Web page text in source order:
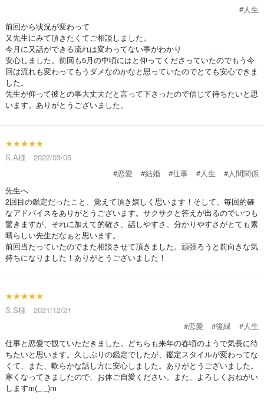
#人生
前回から状況が変わって
又先生にみて頂きたくてご相談しました。
今月に又話ができる流れは変わってない事がわかり
安心しました。前回も5月の中頃にはと仰ってくださっていたのでもう今
回は流れも変わってもうダメなのかなと思っていたのでとても安心できま
した。
先生が仰って彼との事大丈夫だと言って下さったので信じて待ちたいと思
います。ありがとうございました。
★★★★★
S.A様 2022/03/05
#恋愛
#結婚 #仕事 #人生
#人間関係
先生へ
2回目の鑑定だったこと、覚えて頂き嬉しく思います！そして、毎回的確
なアドバイスをありがとうございます。サクサクと答えが出るのでいつも
驚きますが、それに加えて的確さ、話しやすさ、分かりやすさがとても素
晴らしい先生だなぁと思います。
前回当たっていたのでまた相談させて頂きました。頑張ろうと前向きな気
持ちになりました！ありがとうございました！
★★★★★
S.S様 2021/12/21
#恋愛
#復縁
#人生
仕事と恋愛で観ていただきました。どちらも来年の春頃のようで気長に待
ちたいと思います。久しぶりの鑑定でしたが、鑑定スタイルが変わってな
くて、また、軟らかな話し方に安心しました。ありがとうございました。
寒くなってきましたので、お体ご自愛ください。また、よろしくおねがい
しますm(_ _)m